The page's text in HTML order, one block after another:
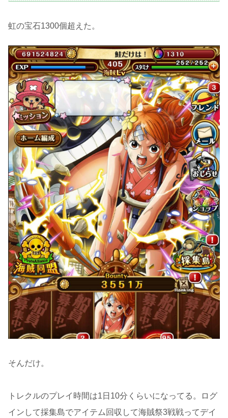
虹の宝石1300個超えた。
そんだけ。
トレクルのプレイ時間は1日10分くらいになってる。ログ
インして採集島でアイテム回収して海賊祭3戦戦ってデイ